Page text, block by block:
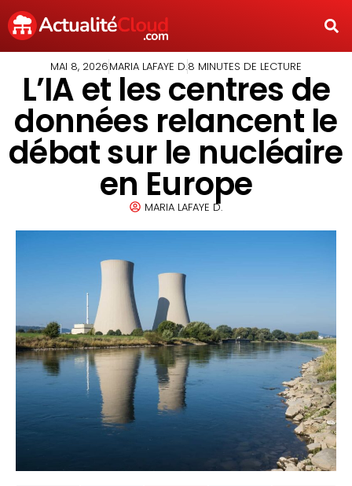
MAI 8, 2026MARIA LAFAYE D.8 MINUTES DE LECTURE
L’IA et les centres de
données relancent le
débat sur le nucléaire
en Europe
MARIA LAFAYE D.